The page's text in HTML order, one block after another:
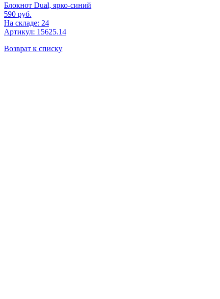
Блокнот Dual, ярко-синий
590 руб.
На складе: 24
Артикул: 15625.14
Возврат к списку